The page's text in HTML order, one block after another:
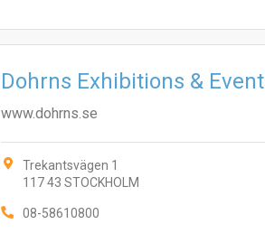
Dohrns Exhibitions &
www.dohrns.se
Trekantsvägen 1
117 43 STOCKHOLM
08-58610800